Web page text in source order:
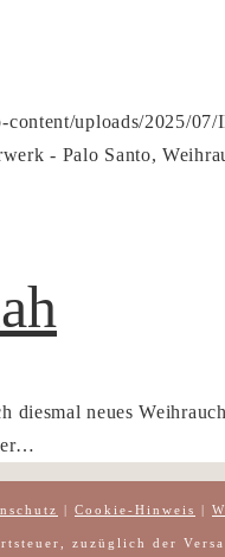
content/uploads/2025/
- Palo Santo,
diesmal neues
| Cookie-Hinweis |
zuzüglich der